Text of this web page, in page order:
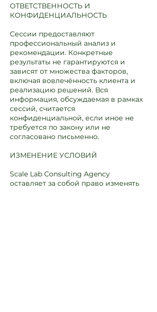
ОТВЕТСТВЕННОСТЬ И
КОНФИДЕНЦИАЛЬНОСТЬ
Сессии предоставляют
профессиональный анализ и
рекомендации. Конкретные
результаты не гарантируются и
зависят от множества факторов,
включая вовлечённость клиента и
реализацию решений. Вся
информация, обсуждаемая в рамках
сессий, считается
конфиденциальной, если иное не
требуется по закону или не
согласовано письменно.
ИЗМЕНЕНИЕ УСЛОВИЙ
Scale Lab Consulting Agency
оставляет за собой право изменять